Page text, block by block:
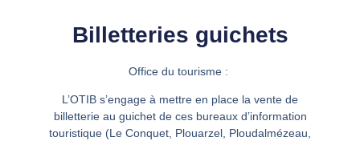
Billetteries guichets
Office du tourisme :
L’OTIB s’engage à mettre en place la vente de
billetterie au guichet de ces bureaux d’information
touristique (Le Conquet, Plouarzel, Ploudalmézeau,